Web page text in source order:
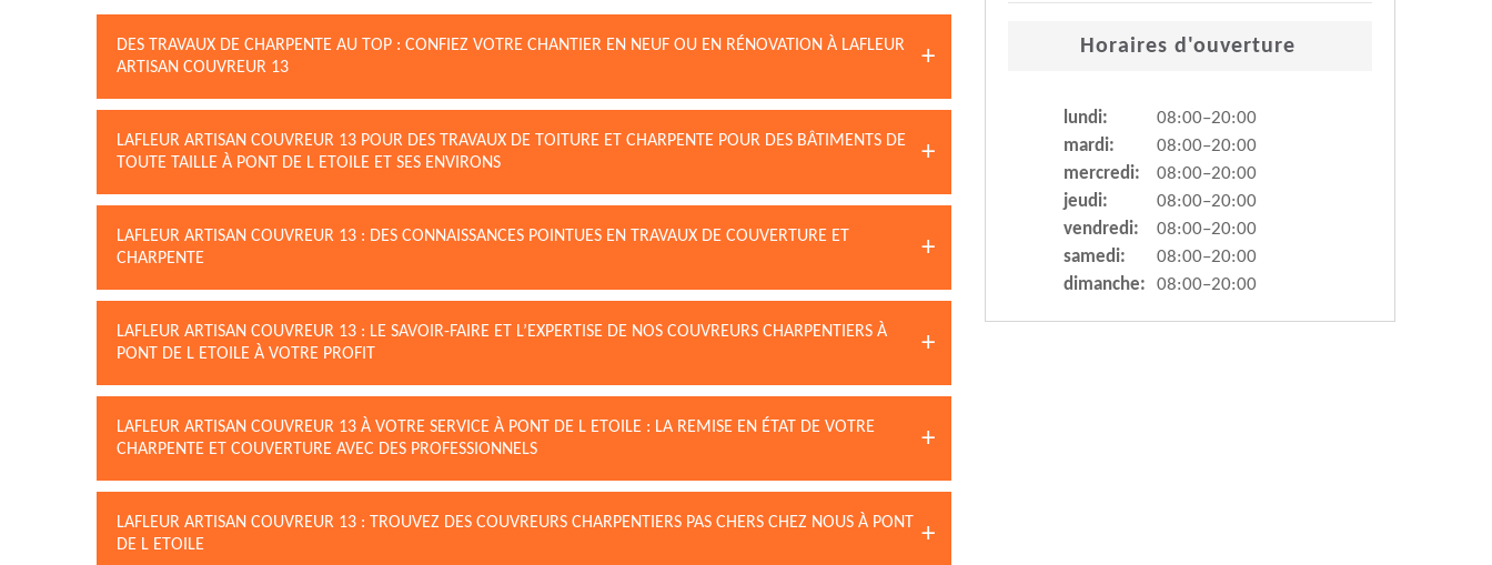
DES TRAVAUX DE CHARPENTE AU TOP : CONFIEZ VOTRE CHANTIER EN NEUF OU EN RÉNOVATION À LAFLEUR
ARTISAN COUVREUR 13
LAFLEUR ARTISAN COUVREUR 13 POUR DES TRAVAUX DE TOITURE ET CHARPENTE POUR DES BÂTIMENTS DE
TOUTE TAILLE À PONT DE L ETOILE ET SES ENVIRONS
LAFLEUR ARTISAN COUVREUR 13 : DES CONNAISSANCES POINTUES EN TRAVAUX DE COUVERTURE ET
CHARPENTE
LAFLEUR ARTISAN COUVREUR 13 : LE SAVOIR-FAIRE ET L’EXPERTISE DE NOS COUVREURS CHARPENTIERS À
PONT DE L ETOILE À VOTRE PROFIT
LAFLEUR ARTISAN COUVREUR 13 À VOTRE SERVICE À PONT DE L ETOILE : LA REMISE EN ÉTAT DE VOTRE
CHARPENTE ET COUVERTURE AVEC DES PROFESSIONNELS
LAFLEUR ARTISAN COUVREUR 13 : TROUVEZ DES COUVREURS CHARPENTIERS PAS CHERS CHEZ NOUS À PONT
DE L ETOILE
Horaires d'ouverture
lundi:
08:00–20:00
mardi:
08:00–20:00
mercredi:
08:00–20:00
jeudi:
08:00–20:00
vendredi:
08:00–20:00
samedi:
08:00–20:00
dimanche:
08:00–20:00